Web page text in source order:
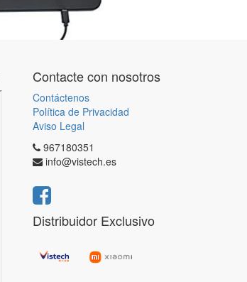
Contacte con nosotros
Contáctenos
Política de Privacidad
Aviso Legal
967180351
info@vistech.es
Distribuidor Exclusivo